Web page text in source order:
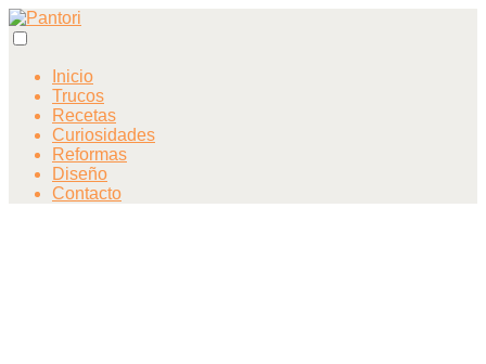
Inicio
Trucos
Recetas
Curiosidades
Reformas
Diseño
Contacto